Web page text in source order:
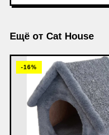
Ещё от Cat House
-16%